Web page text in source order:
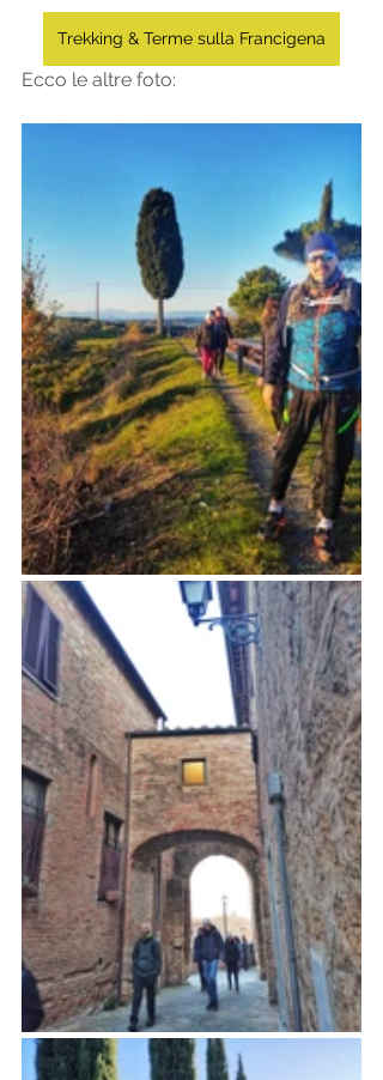
Trekking & Terme sulla Francigena
Ecco le altre foto: